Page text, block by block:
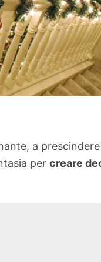
a prescindere
per creare